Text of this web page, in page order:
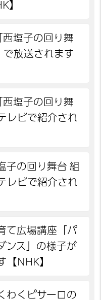
】
西塩子の回り舞
放送されます
西塩子の回り舞
レビで紹介され
子の回り舞台 組
レビで紹介され
て広場講座「パ
ンス」の様子が
【NHK】
わくピサーロの